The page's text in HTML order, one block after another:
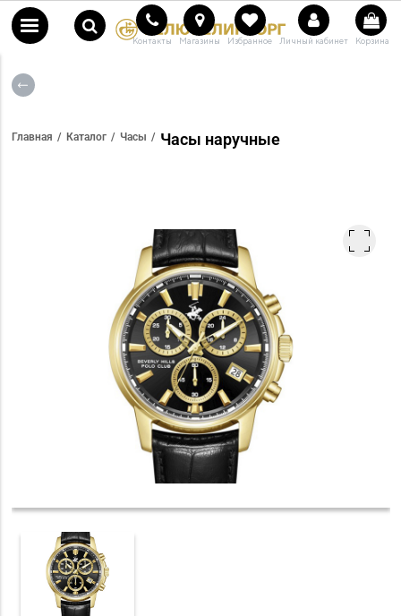
Контакты Магазины Избранное Личный кабинет Корзина
Главная Каталог Часы Часы наручные